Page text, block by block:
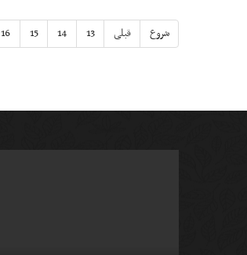
شروع قبلی 13
14
15
16